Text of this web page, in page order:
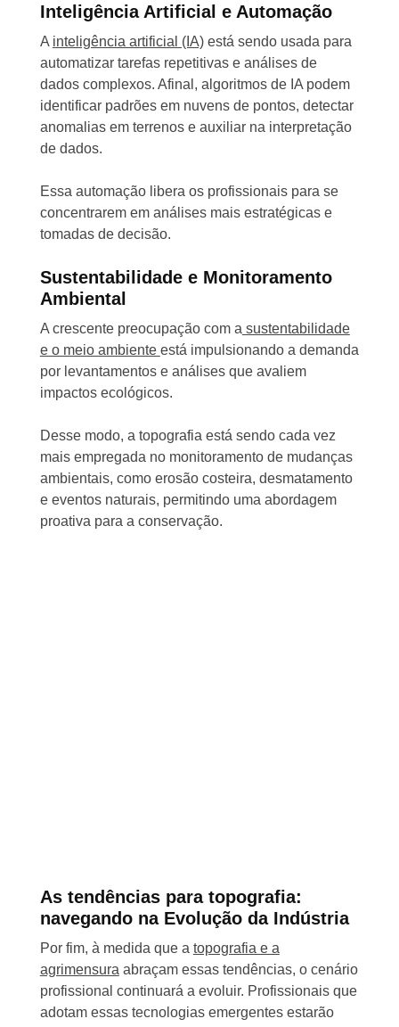
Inteligência Artificial e Automação
A inteligência artificial (IA)está sendo usada para
automatizar tarefas repetitivas e análises de
dados complexos. Afinal, algoritmos de IA podem
identificar padrões em nuvens de pontos, detectar
anomalias em terrenos e auxiliar na interpretação
de dados.
Essa automação libera os profissionais para se
concentrarem em análises mais estratégicas e
tomadas de decisão.
Sustentabilidade e Monitoramento
Ambiental
A crescente preocupação com a sustentabilidade
e o meio ambiente está impulsionando a demanda
por levantamentos e análises que avaliem
impactos ecológicos.
Desse modo, a topografia está sendo cada vez
mais empregada no monitoramento de mudanças
ambientais, como erosão costeira, desmatamento
e eventos naturais, permitindo uma abordagem
proativa para a conservação.
As tendências para topografia:
navegando na Evolução da Indústria
Por fim, à medida que a topografia e a
agrimensura abraçam essas tendências, o cenário
profissional continuará a evoluir. Profissionais que
adotam essas tecnologias emergentes estarão